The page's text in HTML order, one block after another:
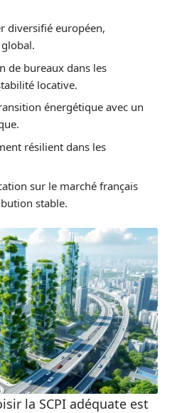
diversifié européen,
de bureaux dans les
locative.
énergétique avec un
résilient dans les
sur le marché français
stable.
la SCPI adéquate est